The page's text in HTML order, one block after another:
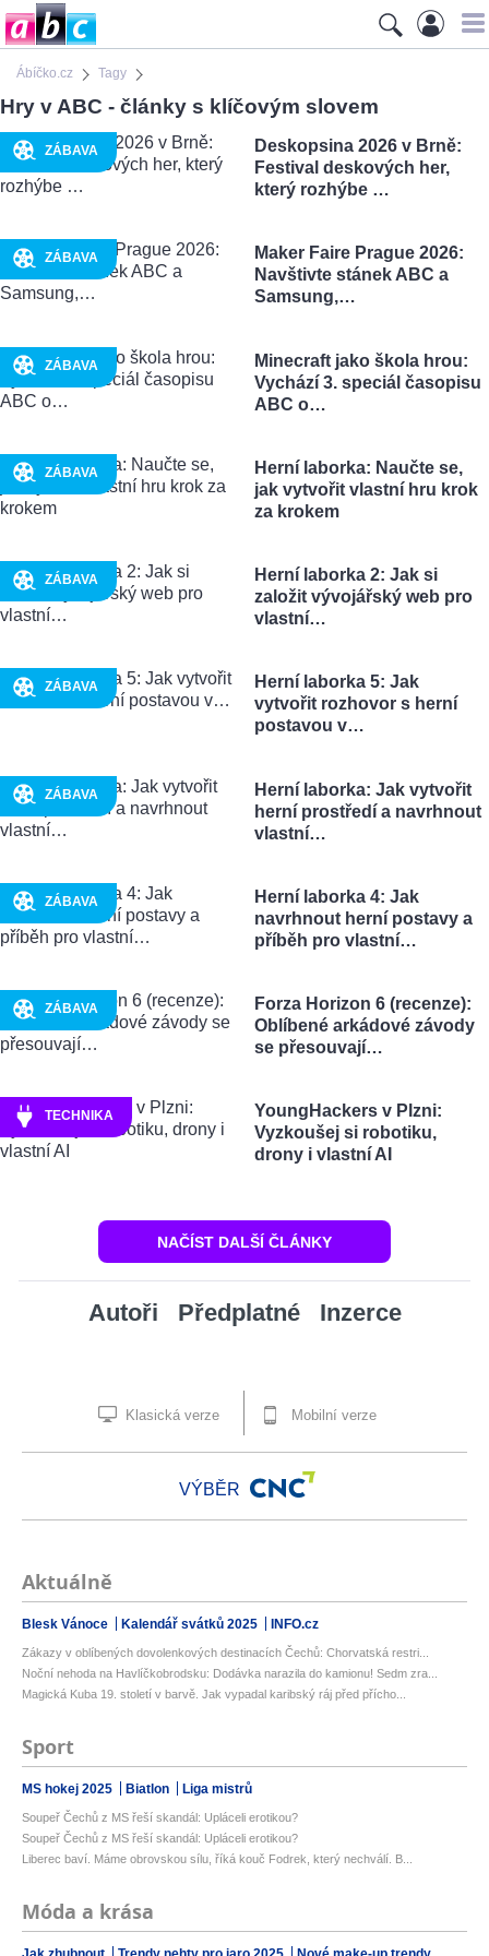
Ábíčko.cz Tagy
Hry v ABC - články s klíčovým slovem
ZÁBAVA
Deskopsina 2026 v Brně:
Festival deskových her,
který rozhýbe …
ZÁBAVA
Maker Faire Prague 2026:
Navštivte stánek ABC a
Samsung,…
ZÁBAVA
Minecraft jako škola hrou:
Vychází 3. speciál časopisu
ABC o…
ZÁBAVA
Herní laborka: Naučte se,
jak vytvořit vlastní hru krok
za krokem
ZÁBAVA
Herní laborka 2: Jak si
založit vývojářský web pro
vlastní…
ZÁBAVA
Herní laborka 5: Jak
vytvořit rozhovor s herní
postavou v…
ZÁBAVA
Herní laborka: Jak vytvořit
herní prostředí a navrhnout
vlastní…
ZÁBAVA
Herní laborka 4: Jak
navrhnout herní postavy a
příběh pro vlastní…
ZÁBAVA
Forza Horizon 6 (recenze):
Oblíbené arkádové závody
se přesouvají…
TECHNIKA
YoungHackers v Plzni:
Vyzkoušej si robotiku,
drony i vlastní AI
NAČÍST DALŠÍ ČLÁNKY
Autoři Předplatné Inzerce
Klasická verze Mobilní verze
VÝBĚR
Aktuálně
Blesk Vánoce Kalendář svátků 2025 INFO.cz
Zákazy v oblíbených dovolenkových destinacích Čechů: Chorvatská restri...
Noční nehoda na Havlíčkobrodsku: Dodávka narazila do kamionu! Sedm zra...
Magická Kuba 19. století v barvě. Jak vypadal karibský ráj před přícho...
Sport
MS hokej 2025 Biatlon Liga mistrů
Soupeř Čechů z MS řeší skandál: Upláceli erotikou?
Soupeř Čechů z MS řeší skandál: Upláceli erotikou?
Liberec baví. Máme obrovskou sílu, říká kouč Fodrek, který nechválí. B...
Móda a krása